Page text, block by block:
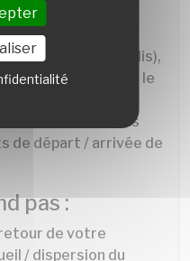
déjeuners,
du Jour 1 au
nique pour les midis),
par personne pour le
en bus ou minibus
de départ / arrivée de
pas :
de votre
/ dispersion du